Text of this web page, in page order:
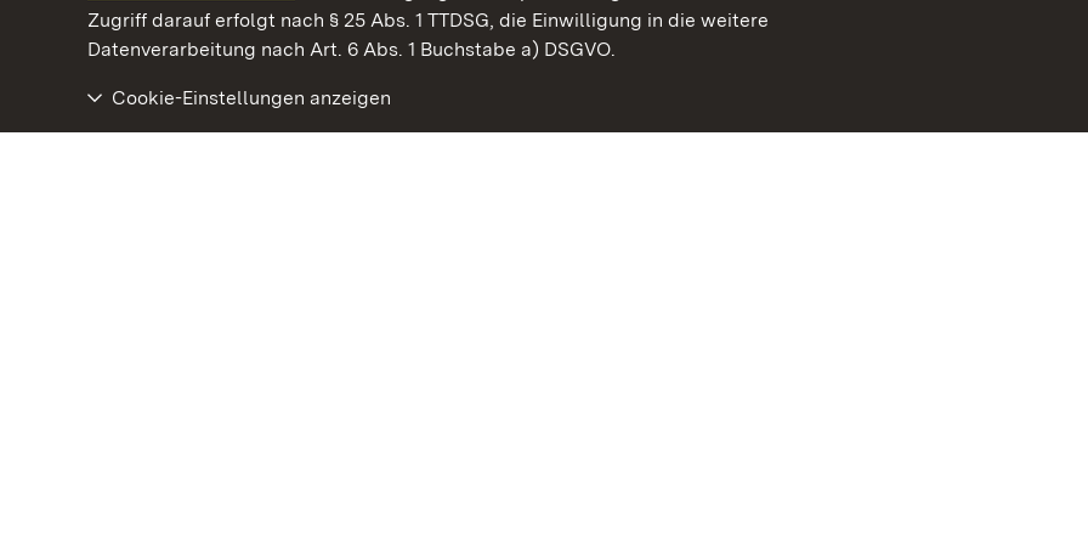
Zugriff darauf erfolgt nach § 25 Abs. 1 TTDSG, die Einwilligung in die weitere
Datenverarbeitung nach Art. 6 Abs. 1 Buchstabe a) DSGVO.
Cookie-Einstellungen anzeigen
Kommen. Staunen. Genießen.